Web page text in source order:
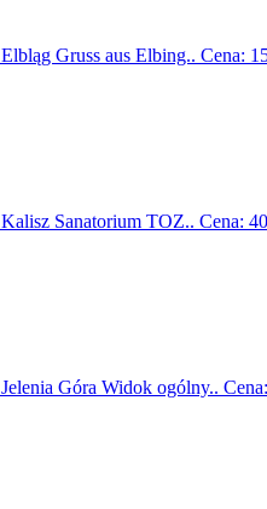
Elbląg Gruss aus Elbing.. Cena:
Kalisz Sanatorium TOZ.. Cena:
Jelenia Góra Widok ogólny..